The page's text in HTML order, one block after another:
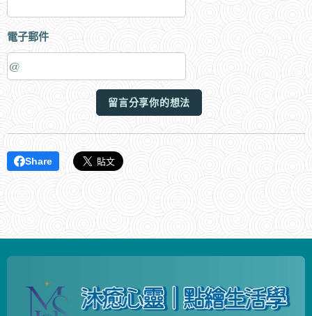
電子郵件
留言分享你的想法
Share